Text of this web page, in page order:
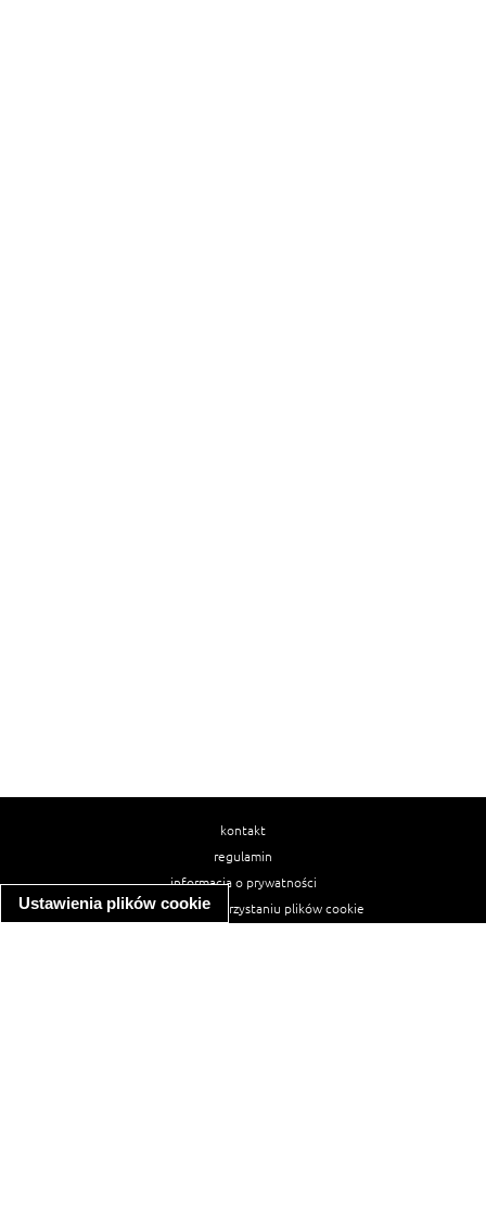
Ustawienia plików cookie
kontakt
regulamin
informacja o prywatności
informacja o wykorzystaniu plików cookie